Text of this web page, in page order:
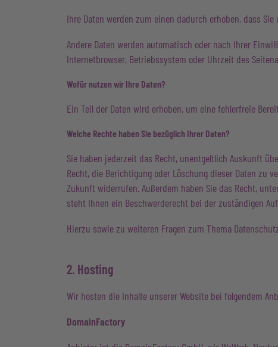
Ihre Daten werden zum einen dadurch erhoben, dass
Andere Daten werden automatisch oder nach Ihrer
Internetbrowser, Betriebssystem oder Uhrzeit des
Wofür nutzen wir Ihre Daten?
Ein Teil der Daten wird erhoben, um eine fehlerfreie
Welche Rechte haben Sie bezüglich Ihrer Daten?
Sie haben jederzeit das Recht, unentgeltlich Auskunft
Recht, die Berichtigung oder Löschung dieser Daten zu
Zukunft widerrufen. Außerdem haben Sie das Recht,
steht Ihnen ein Beschwerderecht bei der zuständigen
Hierzu sowie zu weiteren Fragen zum Thema
2. Hosting
Wir hosten die Inhalte unserer Website bei folgendem
DomainFactory